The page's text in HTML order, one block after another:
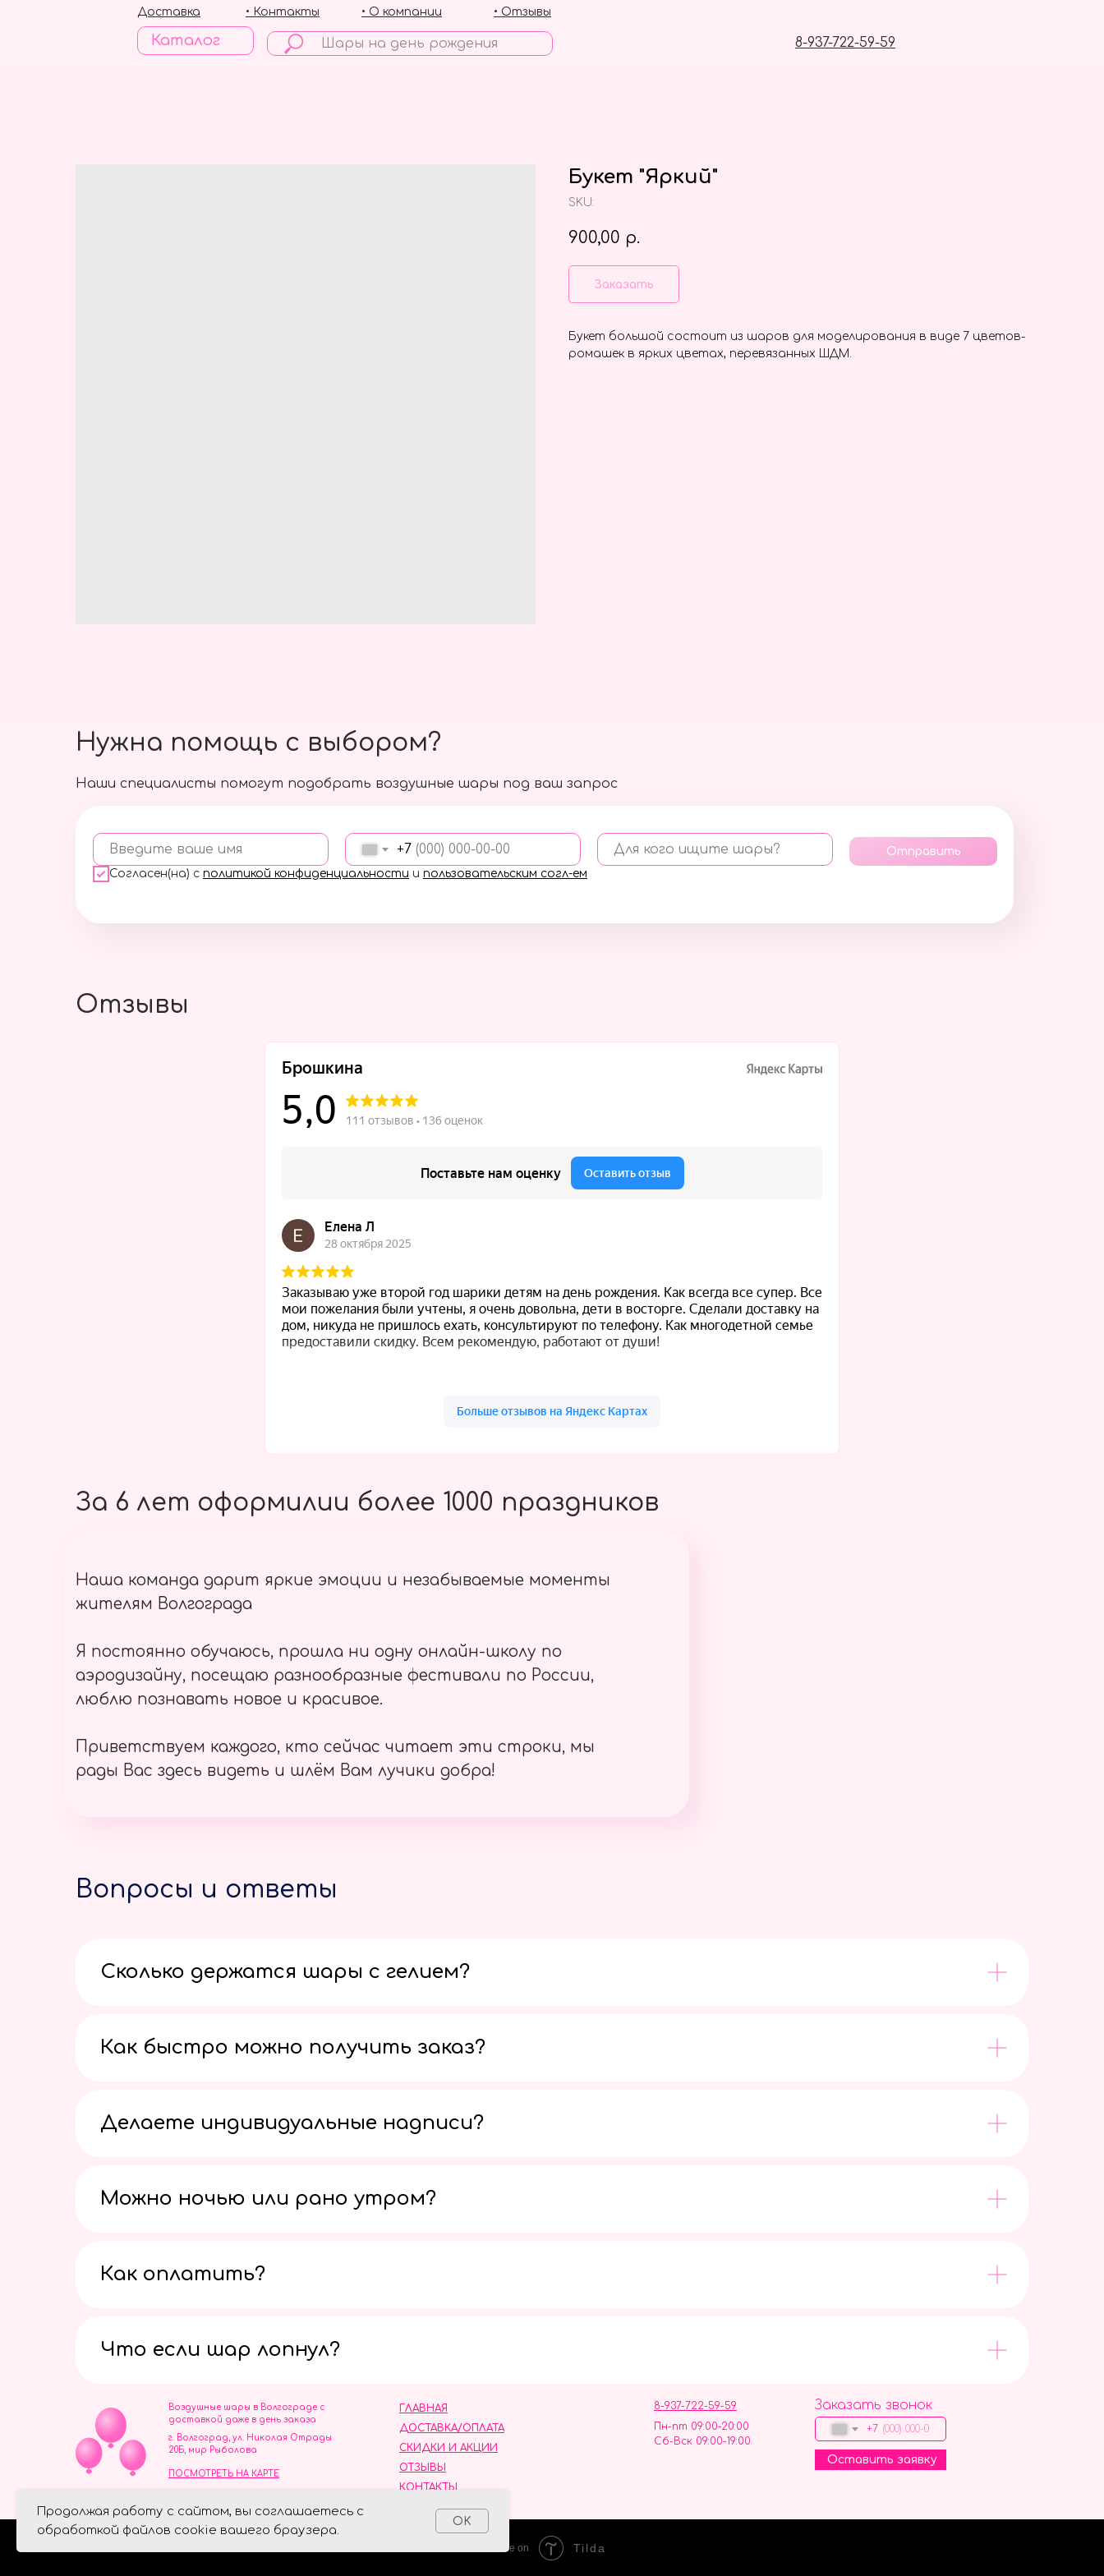
Каталог 8-937-722-59-59
• Отзывы
• О компании
• Контакты
Доставка
Букет "Яркий"
SKU:
900,00 р.
Заказать
Букет большой состоит из шаров для моделирования в виде 7 цветов-
ромашек в ярких цветах, перевязанных ШДМ.
Наши специалисты помогут подобрать воздушные шары под ваш запрос
Введите ваше имя +7 Для кого ищите шары?
Согласен(на) с политикой конфиденциальности и пользовательским согл-ем
Отправить
Нужна помощь с выбором?
Продолжая работу с сайтом, вы соглашаетесь с
обработкой файлов cookie вашего браузера.
OK
Отзывы
За 6 лет оформилии более 1000 праздников
Наша команда дарит яркие эмоции и незабываемые моменты
жителям Волгограда
Я постоянно обучаюсь, прошла ни одну онлайн-школу по
аэродизайну, посещаю разнообразные фестивали по России,
люблю познавать новое и красивое.
Приветствуем каждого, кто сейчас читает эти строки, мы
рады Вас здесь видеть и шлём Вам лучики добра!
Вопросы и ответы
Сколько держатся шары с гелием?
Как быстро можно получить заказ?
Делаете индивидуальные надписи?
Можно ночью или рано утром?
Как оплатить?
Что если шар лопнул?
ОТЗЫВЫ
ГЛАВНАЯ
ДОСТАВКА/ОПЛАТА
СКИДКИ И АКЦИИ
КОНТАКТЫ
8-937-722-59-59
Пн-пт 09:00-20:00
Сб-Вск 09:00-19:00
Воздушные шары в Волгограде с
доставкой даже в день заказа
Заказать звонок
+7
Оставить заявку
г. Волгоград, ул. Николая Отрады
20Б, мир Рыболова
ПОСМОТРЕТЬ НА КАРТЕ
ИНН 344110093739
Политика обработки персональных данных
Made on Tilda